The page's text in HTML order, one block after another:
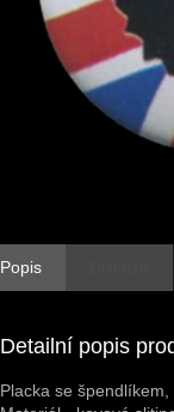
Popis
Detailní popis
Placka se